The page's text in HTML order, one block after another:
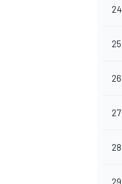
24
25
26
27
28
29